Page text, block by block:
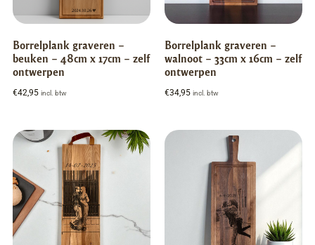
Borrelplank graveren –
beuken – 48cm x 17cm – zelf
ontwerpen
€42,95 incl. btw
Borrelplank graveren –
walnoot – 33cm x 16cm – zelf
ontwerpen
€34,95 incl. btw